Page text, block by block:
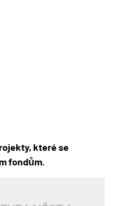
které se
fondům.